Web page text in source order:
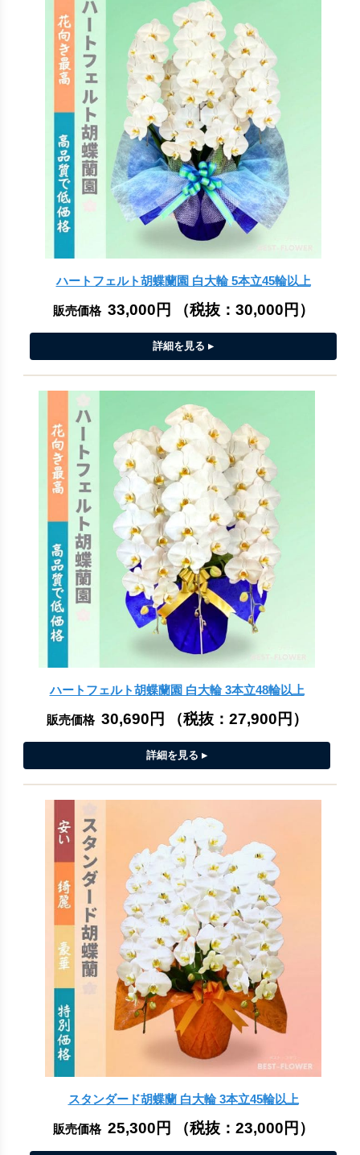
ハートフェルト胡蝶蘭園 白大輪 5本立45輪以上
販売価格 33,000円 （税抜： 30,000円 ）
ハートフェルト胡蝶蘭園 白大輪 3本立48輪以上
販売価格 30,690円 （税抜： 27,900円 ）
スタンダード胡蝶蘭 白大輪 3本立45輪以上
販売価格 25,300円 （税抜： 23,000円 ）